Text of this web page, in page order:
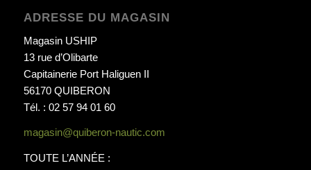
ADRESSE DU MAGASIN
Magasin USHIP
13 rue d’Olibarte
Capitainerie Port Haliguen II
56170 QUIBERON
Tél. : 02 57 94 01 60
magasin@quiberon-nautic.com
TOUTE L’ANNÉE :